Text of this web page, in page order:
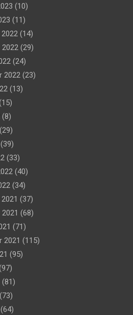
(10)
(11)
(14)
(29)
(24)
2022(23)
(13)
(8)
(33)
(40)
(34)
(37)
(68)
(71)
2021 (115)
(95)
(81)
(73)
(64)